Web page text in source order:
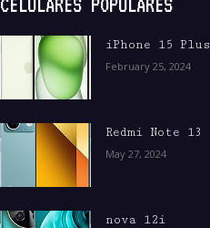
iPhone 15 Plus
February 25, 2024
Redmi Note 13
May 27, 2024
nova 12i